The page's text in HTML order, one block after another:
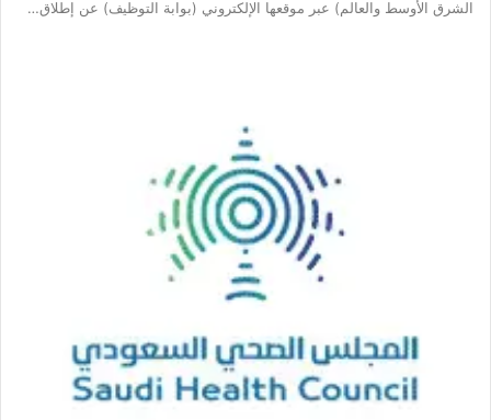
الشرق الأوسط والعالم) عبر موقعها الإلكتروني (بوابة التوظيف) عن إطلاق…